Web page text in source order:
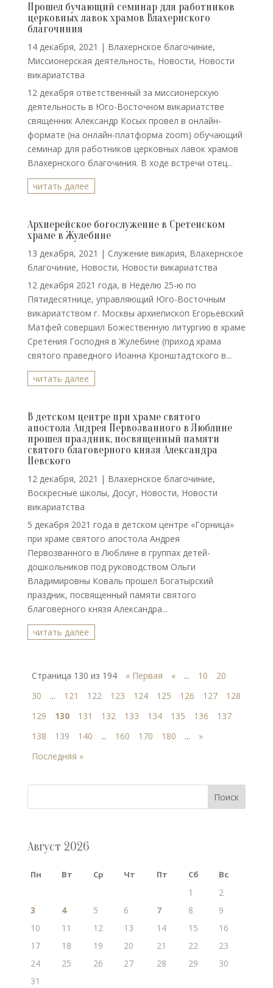
Прошел бучающий семинар для работников
церковных лавок храмов Влахернского
благочиния
14 декабря, 2021 | Влахернское благочиние,
Миссионерская деятельность, Новости, Новости
викариатства
12 декабря ответственный за миссионерскую
деятельность в Юго-Восточном викариатстве
священник Александр Косых провел в онлайн-
формате (на онлайн-платформа zoom) обучающий
семинар для работников церковных лавок храмов
Влахернского благочиния. В ходе встречи отец...
читать далее
Архиерейское богослужение в Сретенском
храме в Жулебине
13 декабря, 2021 | Cлужение викария, Влахернское
благочиние, Новости, Новости викариатства
12 декабря 2021 года, в Неделю 25-ю по
Пятидесятнице, управляющий Юго-Восточным
викариатством г. Москвы архиепископ Егорьевский
Матфей совершил Божественную литургию в храме
Сретения Господня в Жулебине (приход храма
святого праведного Иоанна Кронштадтского в...
читать далее
В детском центре при храме святого
апостола Андрея Первозванного в Люблине
прошел праздник, посвященный памяти
святого благоверного князя Александра
Невского
12 декабря, 2021 | Влахернское благочиние,
Воскресные школы, Досуг, Новости, Новости
викариатства
5 декабря 2021 года в детском центре «Горница»
при храме святого апостола Андрея
Первозванного в Люблине в группах детей-
дошкольников под руководством Ольги
Владимировны Коваль прошел Богатырский
праздник, посвященный памяти святого
благоверного князя Александра...
читать далее
Страница 130 из 194 « Первая « ... 10
20
30
... 121 122 123 124 125 126 127
128
129
130 131 132 133 134 135 136
137
138
139 140 ... 160 170 180 ...
»
Последняя »
Поиск
Август 2026
Пн Вт Ср Чт Пт Сб Вс
1
2
3
4 5 6 7 8
9
10
11 12 13 14 15
16
17
18 19 20 21 22
23
24
25 26 27 28 29
30
31